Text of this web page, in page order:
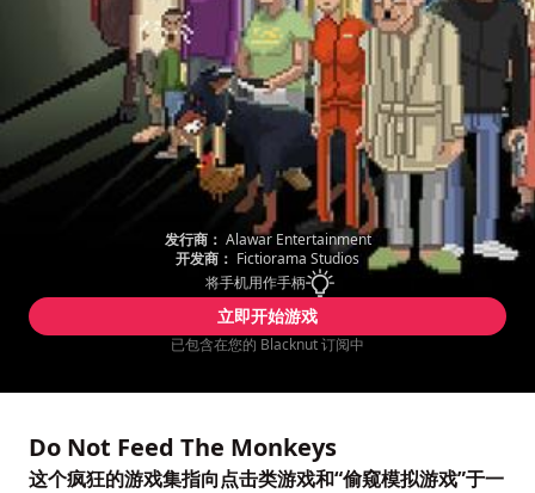
发行商： Alawar Entertainment
开发商： Fictiorama Studios
将手机用作手柄
立即开始游戏
已包含在您的 Blacknut 订阅中
Do Not Feed The Monkeys
这个疯狂的游戏集指向点击类游戏和“偷窥模拟游戏”于一